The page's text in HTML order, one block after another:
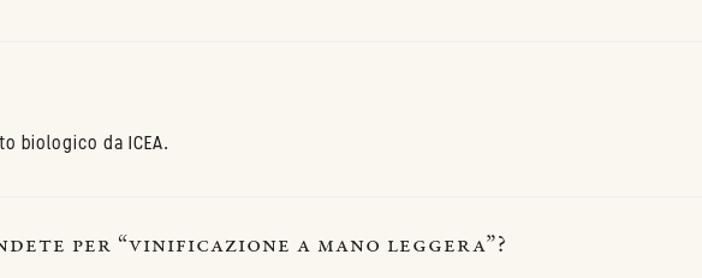
biologico da ICEA.
per “vinificazione a mano leggera”?